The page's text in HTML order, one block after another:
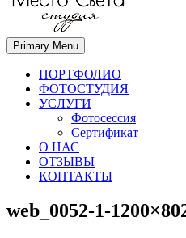
Место света. Свадебный
Свадебный фотограф в Орле
Primary Menu
ПОРТФОЛИО
ФОТОСТУДИЯ
УСЛУГИ
Фотосессия
Сертификат
О НАС
ОТЗЫВЫ
КОНТАКТЫ
web_0052-1-